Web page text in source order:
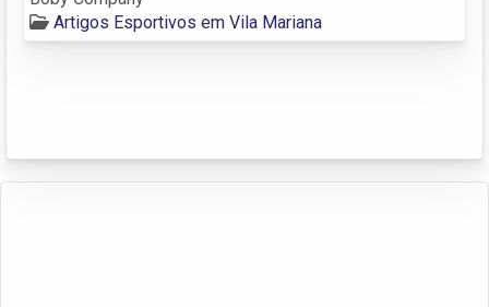
Artigos Esportivos em Vila Mariana